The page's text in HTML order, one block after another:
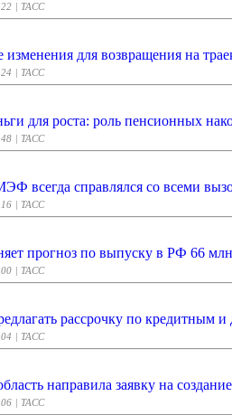
| ТАСС
для возвращения на
| ТАСС
для роста: роль пенсионных
| ТАСС
всегда справлялся со всеми
| ТАСС
прогноз по выпуску в РФ 66
| ТАСС
рассрочку по кредитным и
| ТАСС
направила заявку на
| ТАСС